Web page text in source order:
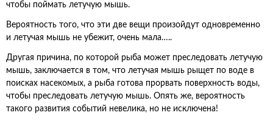
чтобы поймать летучую мышь.
Вероятность того, что эти две вещи произойдут одновременно
и летучая мышь не убежит, очень мала…..
Другая причина, по которой рыба может преследовать летучую
мышь, заключается в том, что летучая мышь рыщет по воде в
поисках насекомых, а рыба готова прорвать поверхность воды,
чтобы преследовать летучую мышь. Опять же, вероятность
такого развития событий невелика, но не исключена!